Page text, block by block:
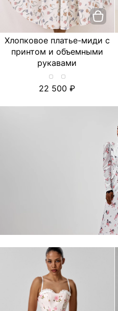
Хлопковое платье-миди с
принтом и объемными
рукавами
Хлопковое
платье-
с
Хлопковое
платье-
с
22 500